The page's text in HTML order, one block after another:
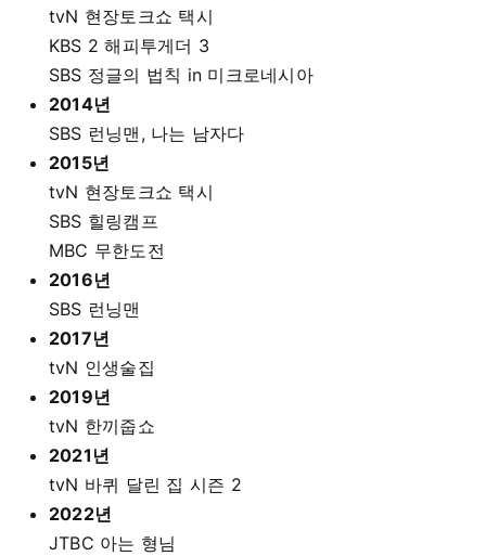
tvN 현장토크쇼 택시
KBS 2 해피투게더 3
SBS 정글의 법칙 in 미크로네시아
2014년
SBS 런닝맨, 나는 남자다
2015년
tvN 현장토크쇼 택시
SBS 힐링캠프
MBC 무한도전
2016년
SBS 런닝맨
2017년
tvN 인생술집
2019년
tvN 한끼줍쇼
2021년
tvN 바퀴 달린 집 시즌 2
2022년
JTBC 아는 형님